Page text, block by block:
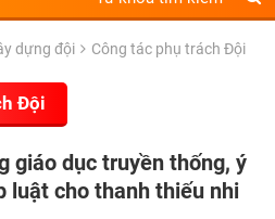
dựng đội Công tác phụ trách Đội
Đội
giáo dục truyền thống, ý
luật cho thanh thiếu nhi